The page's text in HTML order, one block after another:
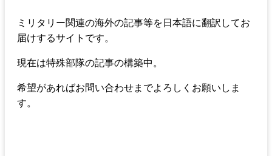
ミリタリー関連の海外の記事等を日本語に翻訳してお
届けするサイトです。
現在は特殊部隊の記事の構築中。
希望があればお問い合わせまでよろしくお願いしま
す。